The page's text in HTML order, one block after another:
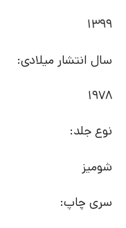
1399
سال انتشار میلادی:
1978
نوع جلد:
شومیز
سری چاپ: